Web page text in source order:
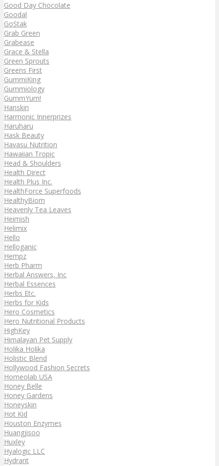
Good Day Chocolate
Goodal
GoStak
Grab Green
Grabease
Grace & Stella
Green Sprouts
Greens First
GummiKing
Gummiology
GummYum!
Hanskin
Harmonic Innerprizes
Haruharu
Hask Beauty
Havasu Nutrition
Hawaiian Tropic
Head & Shoulders
Health Direct
Health Plus Inc.
HealthForce Superfoods
HealthyBiom
Heavenly Tea Leaves
Heimish
Helimix
Hello
Helloganic
Hempz
Herb Pharm
Herbal Answers, Inc
Herbal Essences
Herbs Etc.
Herbs for Kids
Hero Cosmetics
Hero Nutritional Products
HighKey
Himalayan Pet Supply
Holika Holika
Holistic Blend
Hollywood Fashion Secrets
Homeolab USA
Honey Belle
Honey Gardens
Honeyskin
Hot Kid
Houston Enzymes
Huangjisoo
Huxley
Hyalogic LLC
Hydrant